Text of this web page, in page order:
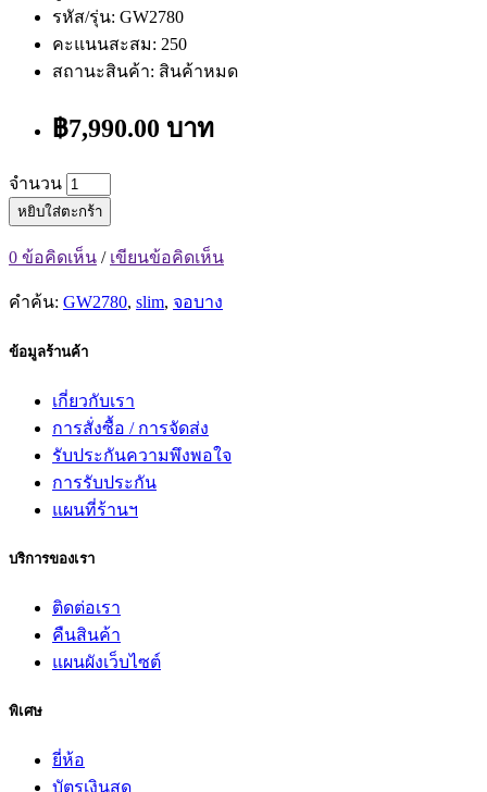
รหัส/รุ่น: GW2780
คะแนนสะสม: 250
สถานะสินค้า: สินค้าหมด
฿7,990.00 บาท
จำนวน
หยิบใส่ตะกร้า
0 ข้อคิดเห็น / เขียนข้อคิดเห็น
คำค้น: GW2780, slim, จอบาง
ข้อมูลร้านค้า
เกี่ยวกับเรา
การสั่งซื้อ / การจัดส่ง
รับประกันความพึงพอใจ
การรับประกัน
แผนที่ร้านฯ
บริการของเรา
ติดต่อเรา
คืนสินค้า
แผนผังเว็บไซต์
พิเศษ
ยี่ห้อ
บัตรเงินสด